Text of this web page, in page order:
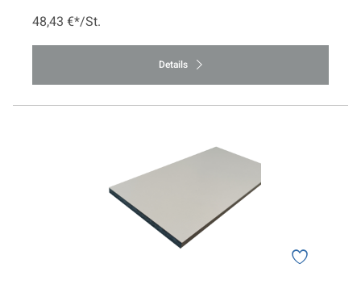
48,43 €*/St.
Details